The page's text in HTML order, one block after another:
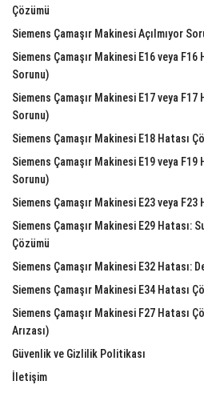
Çözümü
Siemens Çamaşır Makinesi Açılmıyor
Siemens Çamaşır Makinesi E16 veya
Sorunu)
Siemens Çamaşır Makinesi E17 veya F17
Sorunu)
Siemens Çamaşır Makinesi E18 Hatası
Siemens Çamaşır Makinesi E19 veya F19
Sorunu)
Siemens Çamaşır Makinesi E23 veya F23
Siemens Çamaşır Makinesi E29 Hatası:
Çözümü
Siemens Çamaşır Makinesi E32 Hatası:
Siemens Çamaşır Makinesi E34 Hatası
Siemens Çamaşır Makinesi F27 Hatası
Arızası)
Güvenlik ve Gizlilik Politikası
İletişim